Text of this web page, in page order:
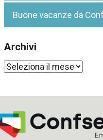
Buone vacanze da
Archivi
Archivi